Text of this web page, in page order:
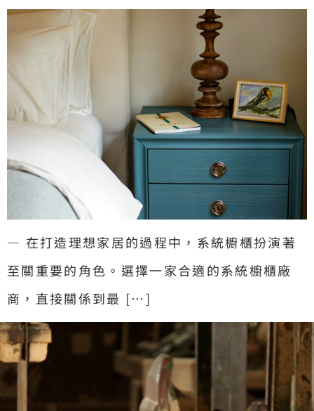
— 在打造理想家居的過程中，系統櫥櫃扮演著
至關重要的角色。選擇一家合適的系統櫥櫃廠
商，直接關係到最 […]